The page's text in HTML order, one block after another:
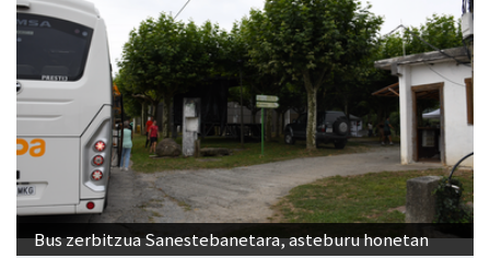
Bus zerbitzua Sanestebanetara, asteburu honetan